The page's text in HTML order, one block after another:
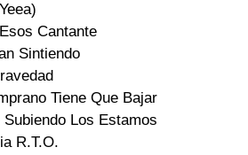
Cantante
Sintiendo
Tiene Que Bajar
Los Estamos
R.T.O.